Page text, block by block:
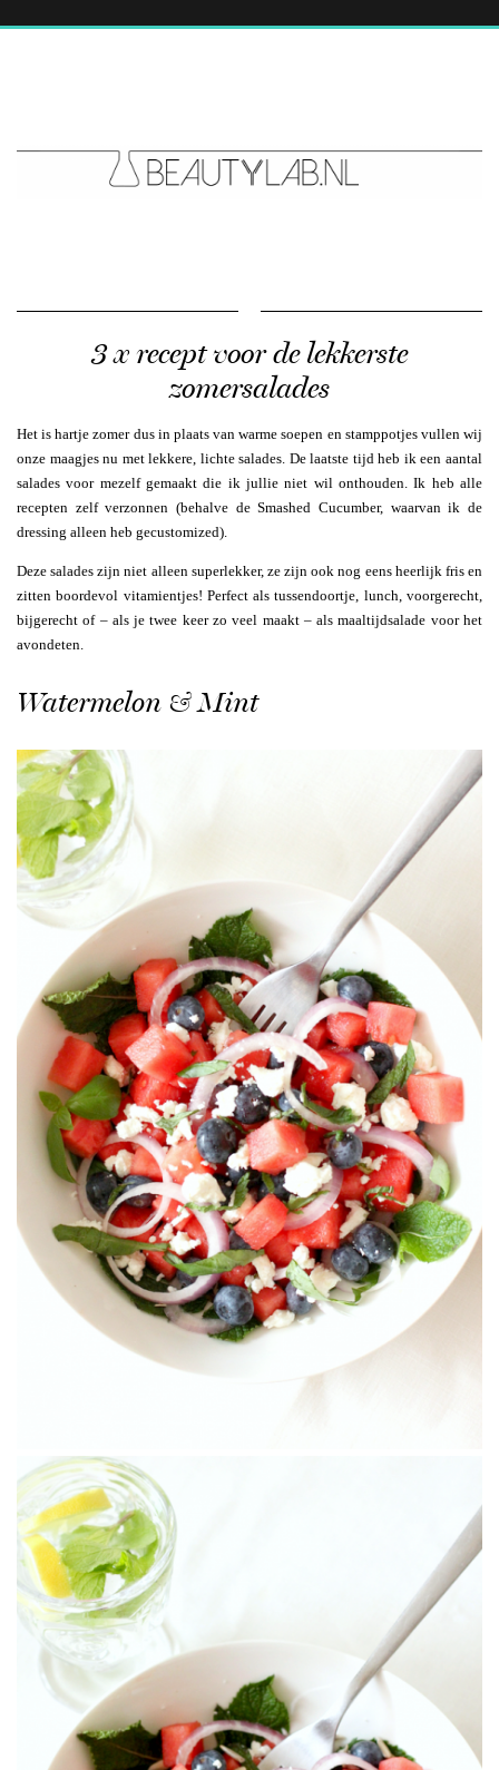
3 x recept voor de lekkerste
zomersalades
Het is hartje zomer dus in plaats van warme soepen en stamppotjes vullen wij
onze maagjes nu met lekkere, lichte salades. De laatste tijd heb ik een aantal
salades voor mezelf gemaakt die ik jullie niet wil onthouden. Ik heb alle
recepten zelf verzonnen (behalve de Smashed Cucumber, waarvan ik de
dressing alleen heb gecustomized).
Deze salades zijn niet alleen superlekker, ze zijn ook nog eens heerlijk fris en
zitten boordevol vitamientjes! Perfect als tussendoortje, lunch, voorgerecht,
bijgerecht of – als je twee keer zo veel maakt – als maaltijdsalade voor het
avondeten.
Watermelon & Mint